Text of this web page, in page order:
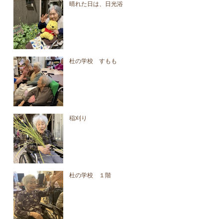
晴れた日は、日光浴
杜の学校 すもも
稲刈り
杜の学校 １階